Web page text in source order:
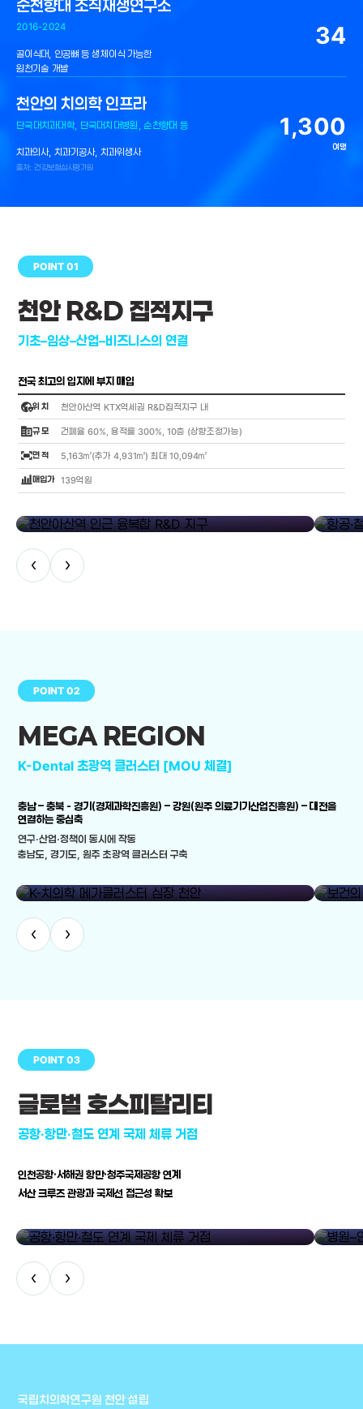
순천향대 조직재생연구소
2016-2024
골이식대, 인공뼈 등 생체이식 가능한
원천기술 개발
34
천안의 치의학 인프라
단국대치과대학, 단국대치대병원, 순천향대 등
치과의사, 치과기공사, 치과위생사
출처: 건강보험심사평가원
1,300
여명
POINT 01
천안 R&D 집적지구
기초–임상–산업–비즈니스의 연결
전국 최고의 입지에 부지 매입
globe_location_pin위 치 천안아산역 KTX역세권 R&D집적지구 내
corporate_fare규 모 건폐율 60%, 용적률 300%, 10층 (상향조정가능)
fit_screen면 적 5,163㎡(추가 4,931㎡) 최대 10,094㎡
bar_chart_4_bars매입가 139억원
‹ ›
POINT 02
MEGA REGION
K-Dental 초광역 클러스터 [MOU 체결]
충남 – 충북 - 경기(경제과학진흥원) – 강원(원주 의료기기산업진흥원) – 대전을
연결하는 중심축
연구·산업·정책이 동시에 작동
충남도, 경기도, 원주 초광역 클러스터 구축
‹ ›
POINT 03
글로벌 호스피탈리티
공항·항만·철도 연계 국제 체류 거점
인천공항·서해권 항만·청주국제공항 연계
서산 크루즈 관광과 국제선 접근성 확보
‹ ›
국립치의학연구원 천안 설립